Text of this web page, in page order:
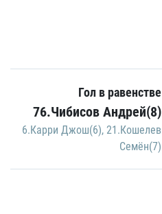
Гол в равенстве
76.Чибисов Андрей(8)
6.Карри Джош(6), 21.Кошелев
Семён(7)